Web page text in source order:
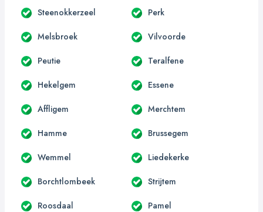
Steenokkerzeel Perk
Melsbroek Vilvoorde
Peutie Teralfene
Hekelgem Essene
Affligem Merchtem
Hamme Brussegem
Wemmel Liedekerke
Borchtlombeek Strijtem
Roosdaal Pamel